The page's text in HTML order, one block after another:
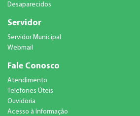
Desaparecidos
Servidor
Servidor Municipal
Webmail
Fale Conosco
Atendimento
Telefones Úteis
Ouvidoria
Acesso à Informação